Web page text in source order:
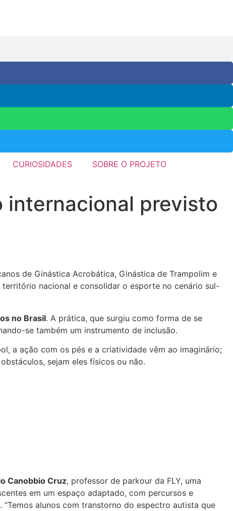
CURIOSIDADES
SOBRE O PROJETO
internacional previsto
de Ginástica Acrobática, Ginástica de Trampolim e
nacional e consolidar o esporte no cenário sul-
no Brasil. A prática, que surgiu como forma de se
se também um instrumento de inclusão.
a ação com os pés e a criatividade vêm ao imaginário;
sejam eles físicos ou não.
Canobbio Cruz, professor de parkour da FLY, uma
em um espaço adaptado, com percursos e
alunos com transtorno do espectro autista que